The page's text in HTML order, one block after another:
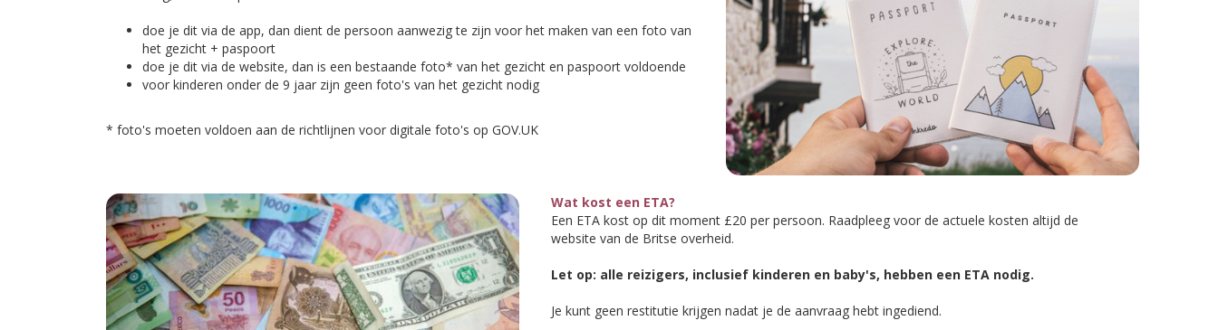
doe je dit via de app, dan dient de persoon aanwezig te zijn voor het maken van een foto van
het gezicht + paspoort
doe je dit via de website, dan is een bestaande foto* van het gezicht en paspoort voldoende
voor kinderen onder de 9 jaar zijn geen foto's van het gezicht nodig
* foto's moeten voldoen aan de richtlijnen voor digitale foto's op GOV.UK
Wat kost een ETA?
Een ETA kost op dit moment £20 per persoon. Raadpleeg voor de actuele kosten altijd de
website van de Britse overheid.
Let op: alle reizigers, inclusief kinderen en baby's, hebben een ETA nodig.
Je kunt geen restitutie krijgen nadat je de aanvraag hebt ingediend.